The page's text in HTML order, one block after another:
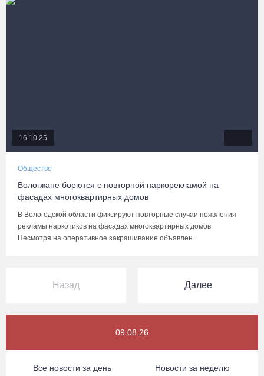
16.10.25
Общество
Вологжане борются с повторной наркорекламой на
фасадах многоквартирных домов
В Вологодской области фиксируют повторные случаи появления
рекламы наркотиков на фасадах многоквартирных домов.
Несмотря на оперативное закрашивание объявлен...
Назад Далее
09.08.26
Все новости за день Новости за неделю